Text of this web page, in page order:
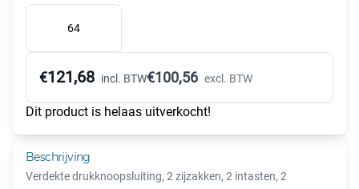
64
€121,68 incl. BTW€100,56 excl. BTW
Dit product is helaas uitverkocht!
Beschrijving
Verdekte drukknoopsluiting, 2 zijzakken, 2 intasten, 2